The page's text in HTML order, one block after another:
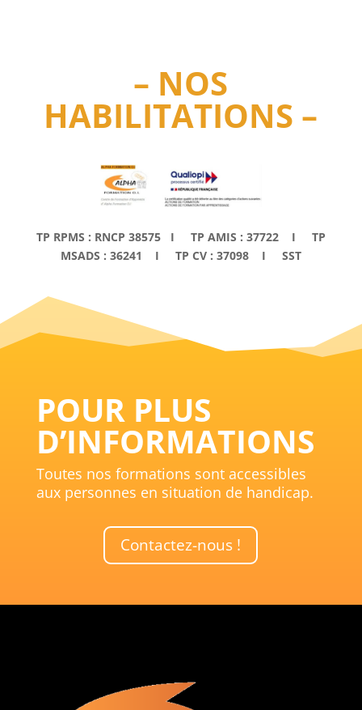
– NOS
HABILITATIONS –
TP RPMS : RNCP 38575I TP AMIS : 37722I TP
MSADS : 36241 I TP CV : 37098I SST
POUR PLUS
D’INFORMATIONS
Toutes nos formations sont accessibles
aux personnes en situation de handicap.
Contactez-nous !